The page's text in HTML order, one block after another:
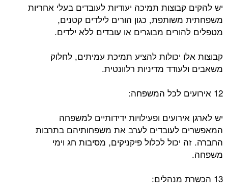
יש להקים קבוצות תמיכה יעודיות לעובדים בעלי אחריות
משפחתית משותפת, כגון הורים לילדים קטנים,
מטפלים להורים מבוגרים או עובדים ללא ילדים.
קבוצות אלו יכולות להציע תמיכת עמיתים, לחלוק
משאבים ולעודד מדיניות רלוונטית.
12 אירועים לכל המשפחה:
יש לארגן אירועים ופעילויות ידידותיים למשפחה
המאפשרים לעובדים לערב את משפחותיהם בתרבות
החברה. זה יכול לכלול פיקניקים, מסיבות חג וימי
משפחה.
13 הכשרת מנהלים: